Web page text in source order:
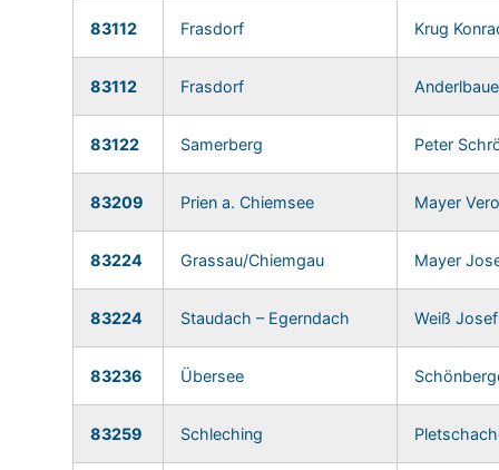
83112 Frasdorf Krug
83112 Frasdorf
83122 Samerberg Peter
83209 Prien a. Chiemsee Mayer
83224 Grassau/Chiemgau Mayer
83224 Staudach – Egerndach Weiß Josef
83236 Übersee
83259 Schleching